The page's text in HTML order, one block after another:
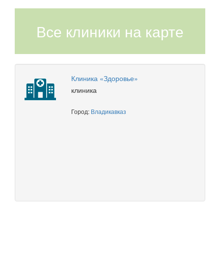
Все клиники на карте
Клиника «Здоровье»
клиника
Город: Владикавказ